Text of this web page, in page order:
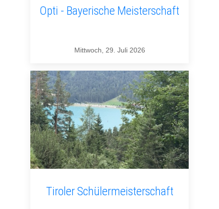
Opti - Bayerische Meisterschaft
Mittwoch, 29. Juli 2026
Tiroler Schülermeisterschaft